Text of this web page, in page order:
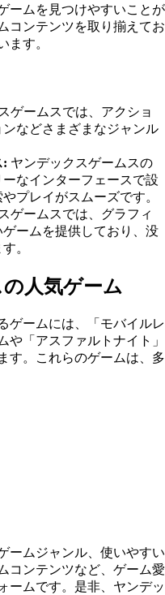
ームを見つけやすいことが
コンテンツを取り揃えてお
ます。
ゲームスでは、アクショ
などさまざまなジャンル
: ヤンデックスゲームスの
なインターフェースで設
プレイがスムーズです。
ゲームスでは、グラフィ
ームを提供しており、没
。
人気ゲーム
ゲームには、「モバイルレ
や「アスファルトナイト」
す。これらのゲームは、多
ームジャンル、使いやすい
コンテンツなど、ゲーム愛
ームです。是非、ヤンデッ